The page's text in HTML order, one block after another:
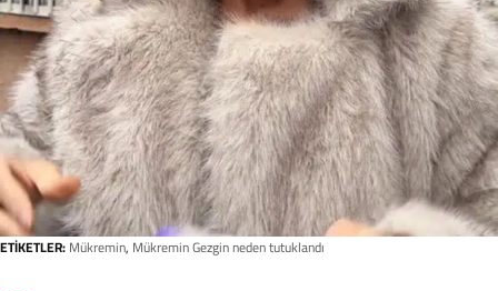
ETİKETLER:Mükremin, Mükremin Gezgin neden tutuklandı